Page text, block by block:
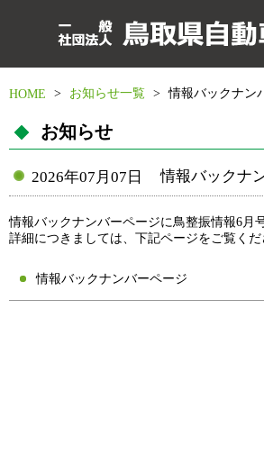
HOME > お知らせ一覧 > 情報バックナン
お知らせ
2026年07月07日 情報バックナ
情報バックナンバーページに鳥整振情報6月
詳細につきましては、下記ページをご覧くだ
情報バックナンバーページ